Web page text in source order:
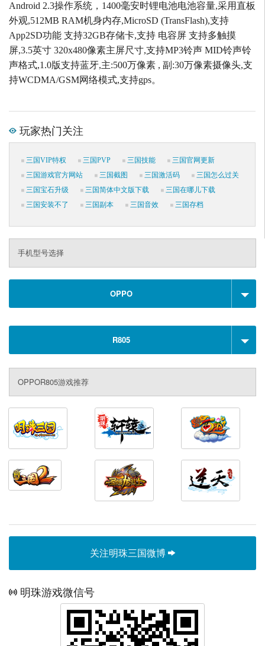
Android 2.3操作系统，1400毫安时锂电池电池容量,采用直板
外观,512MB RAM机身内存,MicroSD (TransFlash),支持
App2SD功能 支持32GB存储卡,支持 电容屏 支持多触摸
屏,3.5英寸 320x480像素主屏尺寸,支持MP3铃声 MID铃声铃
声格式,1.0版支持蓝牙,主:500万像素 , 副:30万像素摄像头,支
持WCDMA/GSM网络模式,支持gps。
玩家热门关注
三国VIP特权 三国PVP 三国技能
三国官网更新
三国游戏官方网站
三国截图 三国激活码
三国怎么过关
三国宝石升级
三国简体中文版下载
三国在哪儿下载
三国安装不了
三国副本 三国音效 三国存档
手机型号选择
OPPO
R805
OPPOR805游戏推荐
关注明珠三国微博
明珠游戏微信号